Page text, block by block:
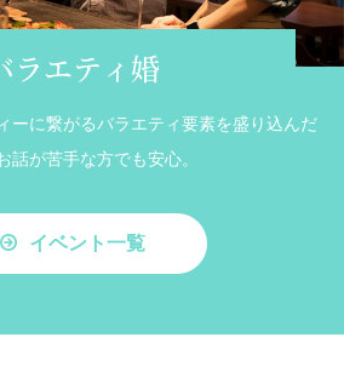
ラエティ婚
ーに繋がるバラエティ要素を盛り込んだ
話が苦手な方でも安心。
イベント一覧